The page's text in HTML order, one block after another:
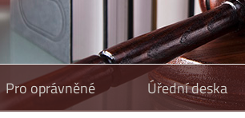
Pro oprávněné Úřední deska